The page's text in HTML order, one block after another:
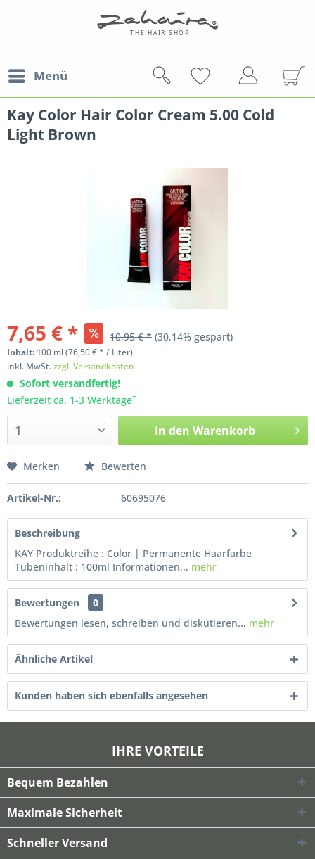
Menü
Kay Color Hair Color Cream 5.00 Cold
Light Brown
7,65 € * 10,95 € * (30,14% gespart)
Inhalt: 100 ml(76,50 € * / Liter)
inkl. MwSt.zzgl. Versandkosten
Sofort versandfertig!
Lieferzeit ca. 1-3 Werktage†
In den Warenkorb
Merken Bewerten
Artikel-Nr.: 60695076
Beschreibung
KAY Produktreihe : Color | Permanente Haarfarbe
Tubeninhalt : 100ml Informationen... mehr
Bewertungen
0
Bewertungen lesen, schreiben und diskutieren... mehr
Ähnliche Artikel
Kunden haben sich ebenfalls angesehen
IHRE VORTEILE
Bequem Bezahlen
Maximale Sicherheit
Schneller Versand